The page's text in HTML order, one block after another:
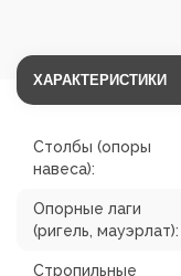
ХАРАКТЕРИСТИКИ
Столбы (опоры
навеса):
Опорные лаги
(ригель, мауэрлат):
Стропильные